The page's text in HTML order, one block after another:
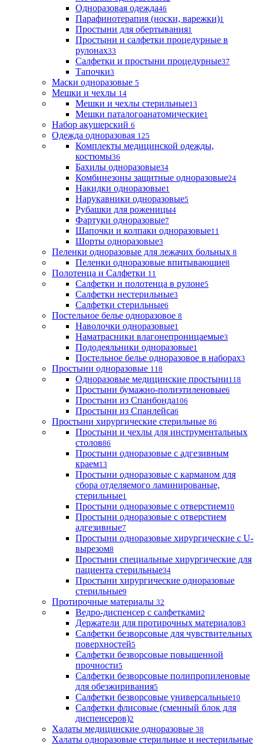
Одноразовая одежда46
Парафинотерапия (носки, варежки)1
Простыни для обертывания1
Простыни и салфетки процедурные в
рулонах33
Салфетки и простыни процедурные37
Тапочки3
Маски одноразовые 5
Мешки и чехлы 14
Мешки и чехлы стерильные13
Мешки паталогоанатомические1
Набор акушерский 6
Одежда одноразовая 125
Комплекты медицинской одежды,
костюмы36
Бахилы одноразовые34
Комбинезоны защитные одноразовые24
Накидки одноразовые1
Нарукавники одноразовые5
Рубашки для роженицы4
Фартуки одноразовые7
Шапочки и колпаки одноразовые11
Шорты одноразовые3
Пеленки одноразовые для лежачих больных 8
Пеленки одноразовые впитывающие8
Полотенца и Салфетки 11
Салфетки и полотенца в рулоне5
Салфетки нестерильные3
Салфетки стерильные6
Постельное белье одноразовое 8
Наволочки одноразовые1
Наматрасники влагонепроницаемые3
Пододеяльники одноразовые1
Постельное белье одноразовое в наборах3
Простыни одноразовые 118
Одноразовые медицинские простыни118
Простыни бумажно-полиэтиленовые6
Простыни из Спанбонда106
Простыни из Спанлейса6
Простыни хирургические стерильные 86
Простыни и чехлы для инструментальных
столов86
Простыни одноразовые с адгезивным
краем13
Простыни одноразовые с карманом для
сбора отделяемого ламинированые,
стерильные1
Простыни одноразовые с отверстием10
Простыни одноразовые с отверстием
адгезивные7
Простыни одноразовые хирургические с U-
вырезом8
Простыни специальные хирургические для
пациента стерильные34
Простыни хирургические одноразовые
стерильные9
Протирочные материалы 32
Ведро-диспенсер с салфетками2
Держатели для протирочных материалов3
Салфетки безворсовые для чувствительных
поверхностей5
Салфетки безворсовые повышенной
прочности5
Салфетки безворсовые полипропиленовые
для обезжиривания5
Салфетки безворсовые универсальные10
Салфетки флисовые (сменный блок для
диспенсеров)2
Халаты медицинские одноразовые 38
Халаты одноразовые стерильные и нестерильные